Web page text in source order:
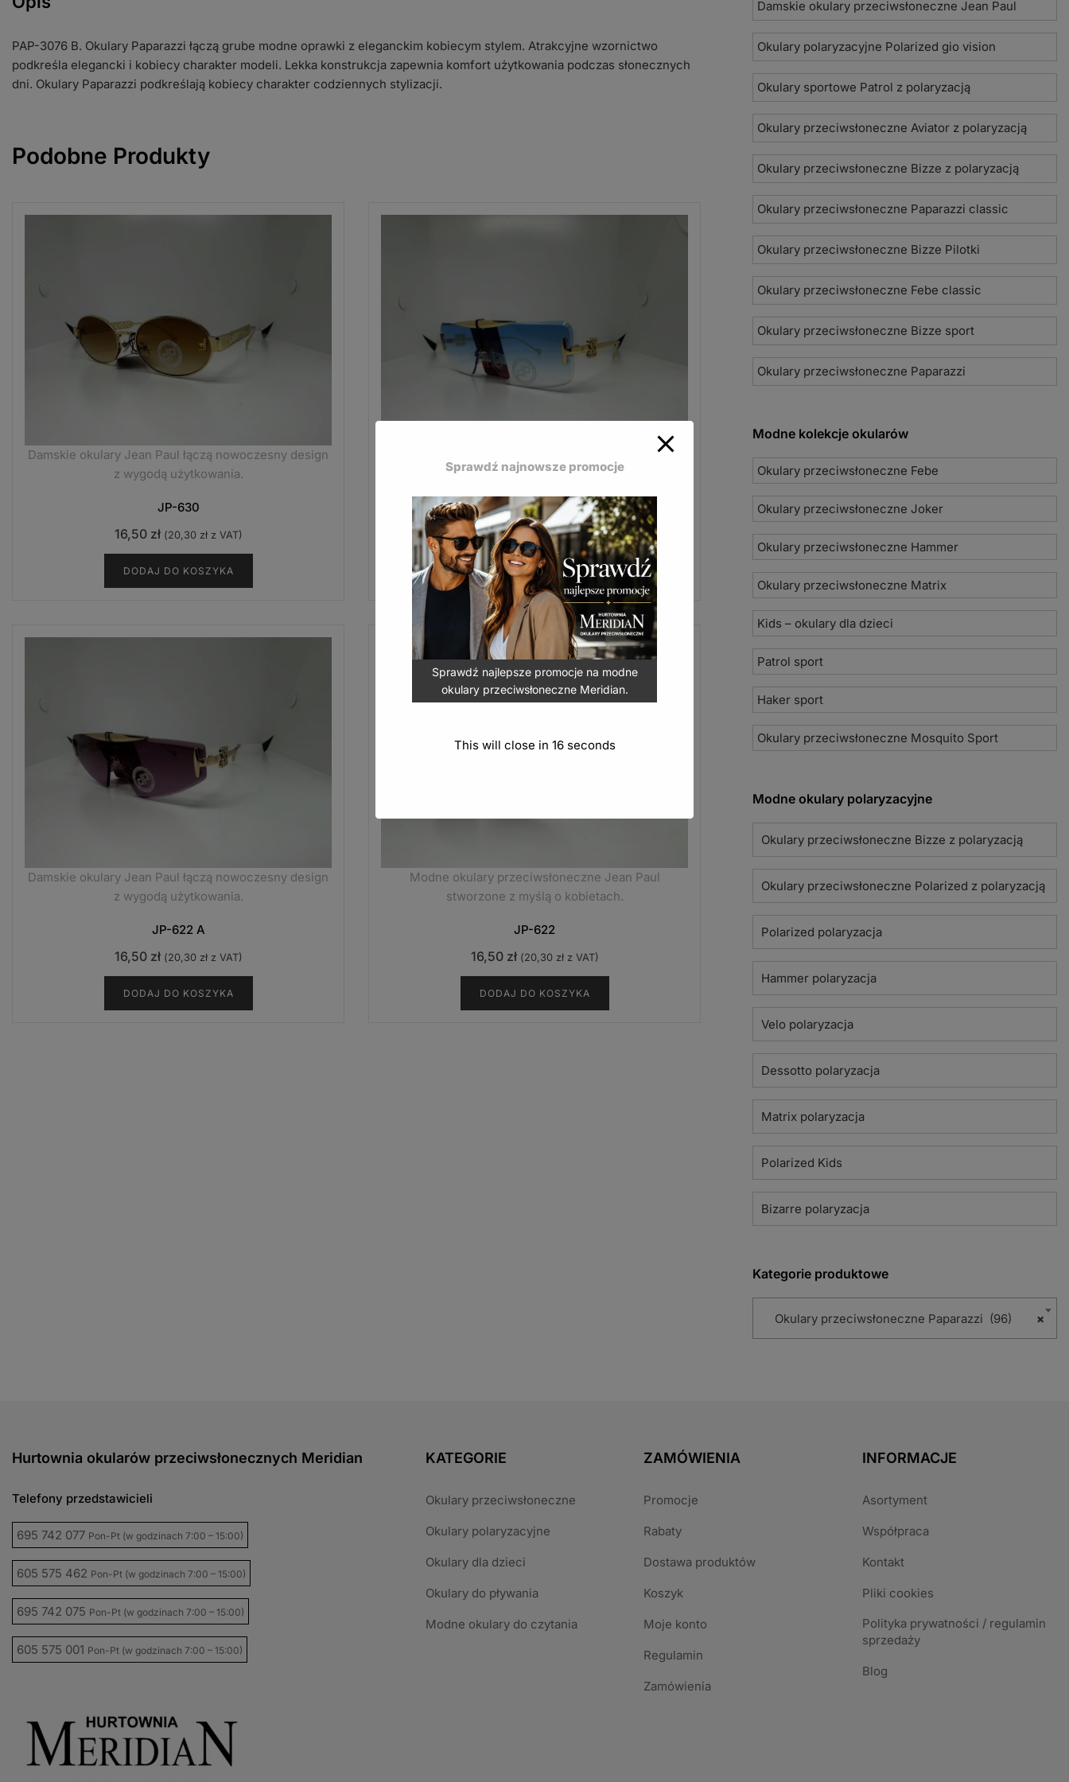
PAP-3076 B. Okulary Paparazzi łączą grube modne oprawki z eleganckim kobiecym stylem. Atrakcyjne wzornictwo
podkreśla elegancki i kobiecy charakter modeli. Lekka konstrukcja zapewnia komfort użytkowania podczas słonecznych
dni. Okulary Paparazzi podkreślają kobiecy charakter codziennych stylizacji.
Podobne Produkty
Damskie okulary Jean Paul łączą nowoczesny design
z wygodą użytkowania.
JP-630
16,50 zł (20,30 złz VAT)
DODAJ DO KOSZYKA
Eleganckie okulary Jean Paul doskonale uzupełniają
codzienne stylizacje.
JP-623 B
16,50zł 20,30złz VAT)
DODAJ DO KOSZYKA
Damskie okulary Jean Paul łączą nowoczesny design
z wygodą użytkowania.
JP-622 A
16,50 zł (20,30 złz VAT)
DODAJ DO KOSZYKA
Modne okulary przeciwsłoneczne Jean Paul
stworzone z myślą o kobietach.
JP-622
16,50 zł (20,30 złz VAT)
DODAJ DO KOSZYKA
Damskie okulary przeciwsłoneczne Jean Paul
Okulary polaryzacyjne Polarized gio vision
Okulary sportowe Patrol z polaryzacją
Okulary przeciwsłoneczne Aviator z polaryzacją
Okulary przeciwsłoneczne Bizze z polaryzacją
Okulary przeciwsłoneczne Paparazzi classic
Okulary przeciwsłoneczne Bizze Pilotki
Okulary przeciwsłoneczne Febe classic
Okulary przeciwsłoneczne Bizze sport
Okulary przeciwsłoneczne Paparazzi
Modne kolekcje okularów
Okulary przeciwsłoneczne Febe
Okulary przeciwsłoneczne Joker
Okulary przeciwsłoneczne Hammer
Okulary przeciwsłoneczne Matrix
Kids – okulary dla dzieci
Patrol sport
Haker sport
Okulary przeciwsłoneczne Mosquito Sport
Modne okulary polaryzacyjne
Okulary przeciwsłoneczne Bizze z polaryzacją
Okulary przeciwsłoneczne Polarized z polaryzacją
Polarized polaryzacja
Hammer polaryzacja
Velo polaryzacja
Dessotto polaryzacja
Matrix polaryzacja
Polarized Kids
Bizarre polaryzacja
Kategorie produktowe
×
Okulary przeciwsłoneczne Paparazzi (96)
Hurtownia okularów przeciwsłonecznych Meridian
Telefony przedstawicieli
695 742 077 Pon-Pt (w godzinach 7:00 – 15:00)
605 575 462 Pon-Pt (w godzinach 7:00 – 15:00)
695 742 075 Pon-Pt (w godzinach 7:00 – 15:00)
605 575 001 Pon-Pt (w godzinach 7:00 – 15:00)
KATEGORIE
Okulary przeciwsłoneczne
Okulary polaryzacyjne
Okulary dla dzieci
Okulary do pływania
Modne okulary do czytania
ZAMÓWIENIA
Promocje
Rabaty
Dostawa produktów
Koszyk
Moje konto
Regulamin
Zamówienia
INFORMACJE
Asortyment
Współpraca
Kontakt
Pliki cookies
Polityka prywatności / regulamin
sprzedaży
Blog
Sprawdź najnowsze promocje
Sprawdź najlepsze promocje na modne
okulary przeciwsłoneczne Meridian.
This will close in 15seconds